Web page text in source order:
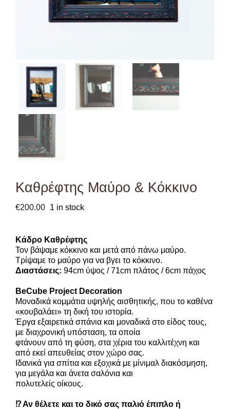
Καθρέφτης Μαύρο & Κόκκινο
€200.00 1 in stock
Κάδρο Καθρέφτης
Τον βάψαμε κόκκινο και μετά από πάνω μαύρο.
Τρίψαμε το μαύρο για να βγει το κόκκινο.
Διαστάσεις: 94cm ύψος / 71cm πλάτος / 6cm πάχος
BeCube Project Decoration
Μοναδικά κομμάτια υψηλής αισθητικής, που το καθένα
«κουβαλάει» τη δική του ιστορία.
Έργα εξαιρετικά σπάνια και μοναδικά στο είδος τους,
με διαχρονική υπόσταση, τα οποία
φτάνουν από τη φύση, στα χέρια του καλλιτέχνη και
από εκεί απευθείας στον χώρο σας.
Ιδανικά για σπίτια και εξοχικά με μίνιμαλ διακόσμηση,
για μεγάλα και άνετα σαλόνια και
πολυτελείς οίκους.
⁉️ Αν θέλετε και το δικό σας παλιό έπιπλο ή